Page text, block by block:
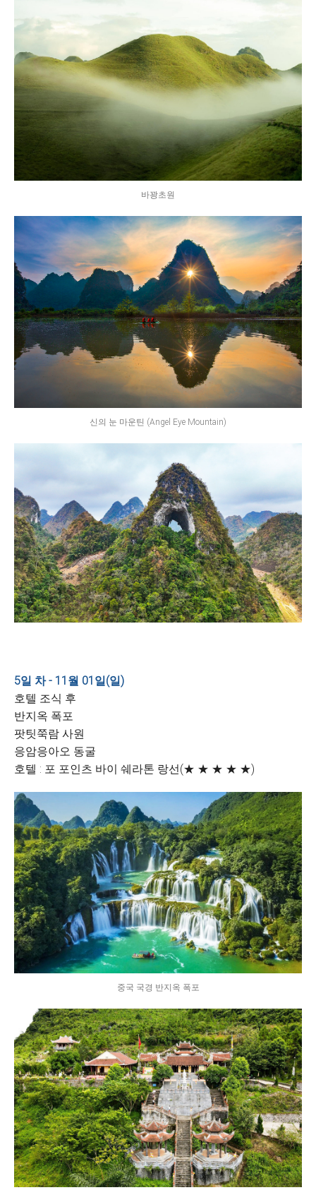
바꽝초원
신의 눈 마운틴 (Angel Eye Mountain)
5일 차 - 11월 01일(일)
호텔 조식 후
반지옥 폭포
팟팃쭉람 사원
응암응아오 동굴
호텔 : 포 포인츠 바이 쉐라톤 랑선(★ ★ ★ ★ ★)
중국 국경 반지옥 폭포